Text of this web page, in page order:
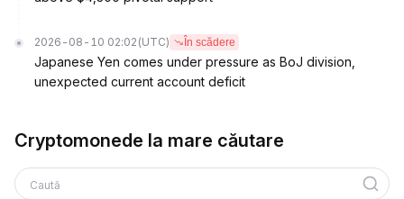
2026-08-10 02:02 (UTC) În scădere
Japanese Yen comes under pressure as BoJ division,
unexpected current account deficit
Cryptomonede la mare căutare
Caută